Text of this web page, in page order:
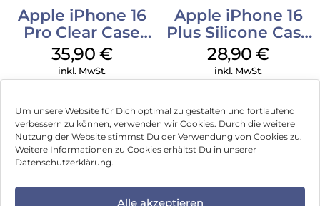
Um unsere Website für Dich optimal zu gestalten und fortlaufend
verbessern zu können, verwenden wir Cookies. Durch die weitere
Nutzung der Website stimmst Du der Verwendung von Cookies zu.
Weitere Informationen zu Cookies erhältst Du in unserer
Datenschutzerklärung.
Alle akzeptieren
Apple iPhone 16
Pro Clear Case
MagSafe
Transparent
35,90 €
inkl. MwSt.
Apple iPhone 16
Plus Silicone Case
MagSafe Black
28,90€
inkl. MwSt.
Impressum